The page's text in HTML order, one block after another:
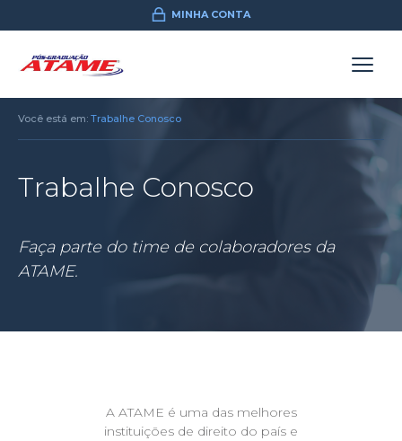
MINHA CONTA
Você está em: Trabalhe Conosco
Trabalhe Conosco
Faça parte do time de colaboradores da
ATAME.
A ATAME é uma das melhores
instituições de direito do país e